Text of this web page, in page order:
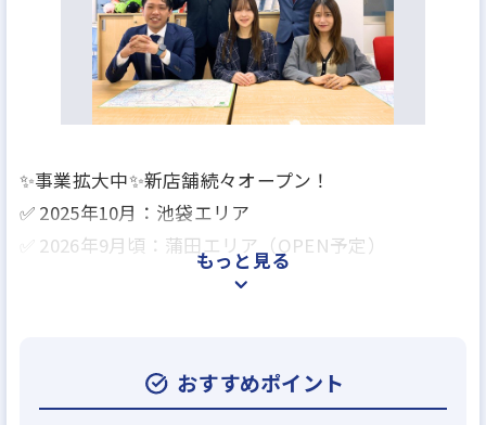
月給30万円
月給35万円 月給40万円 月給50万円
✨事業拡大中✨新店舗続々オープン！
✅ 2025年10月：池袋エリア
✅ 2026年9月頃：蒲田エリア（OPEN予定）
当グループ。30年近い歴史で培った集客ノウハウと
物件管理会社との強固な信頼関係を武器に、お客様
もっと見る
おすすめポイント